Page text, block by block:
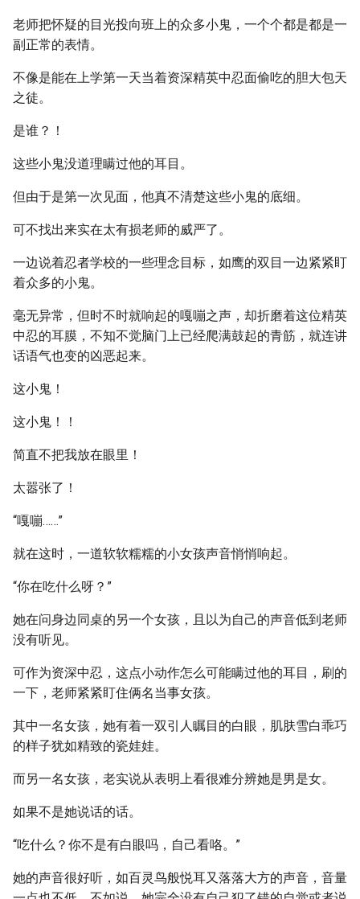
老师把怀疑的目光投向班上的众多小鬼，一个个都是都是一
副正常的表情。
不像是能在上学第一天当着资深精英中忍面偷吃的胆大包天
之徒。
是谁？！
这些小鬼没道理瞒过他的耳目。
但由于是第一次见面，他真不清楚这些小鬼的底细。
可不找出来实在太有损老师的威严了。
一边说着忍者学校的一些理念目标，如鹰的双目一边紧紧盯
着众多的小鬼。
毫无异常，但时不时就响起的嘎嘣之声，却折磨着这位精英
中忍的耳膜，不知不觉脑门上已经爬满鼓起的青筋，就连讲
话语气也变的凶恶起来。
这小鬼！
这小鬼！！
简直不把我放在眼里！
太嚣张了！
“嘎嘣……”
就在这时，一道软软糯糯的小女孩声音悄悄响起。
“你在吃什么呀？”
她在问身边同桌的另一个女孩，且以为自己的声音低到老师
没有听见。
可作为资深中忍，这点小动作怎么可能瞒过他的耳目，刷的
一下，老师紧紧盯住俩名当事女孩。
其中一名女孩，她有着一双引人瞩目的白眼，肌肤雪白乖巧
的样子犹如精致的瓷娃娃。
而另一名女孩，老实说从表明上看很难分辨她是男是女。
如果不是她说话的话。
“吃什么？你不是有白眼吗，自己看咯。”
她的声音很好听，如百灵鸟般悦耳又落落大方的声音，音量